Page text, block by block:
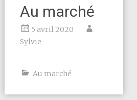
Au marché
5 avril 2020
Sylvie
Au marché